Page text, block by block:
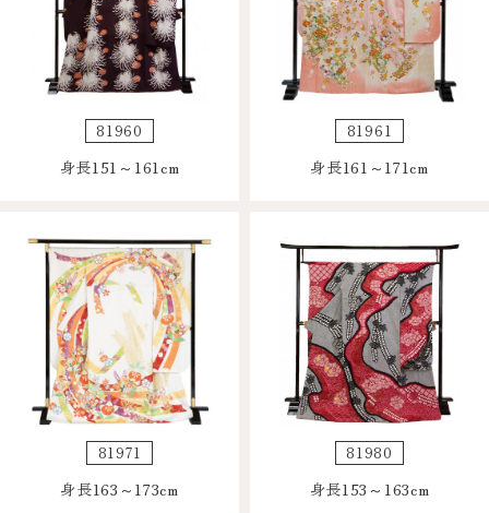
81960
身長151～161cm
81961
身長161～171cm
81971
身長163～173cm
81980
身長153～163cm